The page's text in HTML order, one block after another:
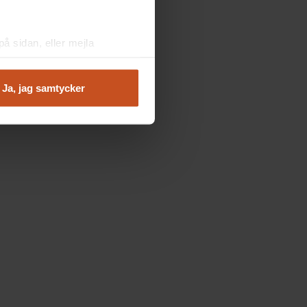
sidan, eller mejla
Ja, jag samtycker